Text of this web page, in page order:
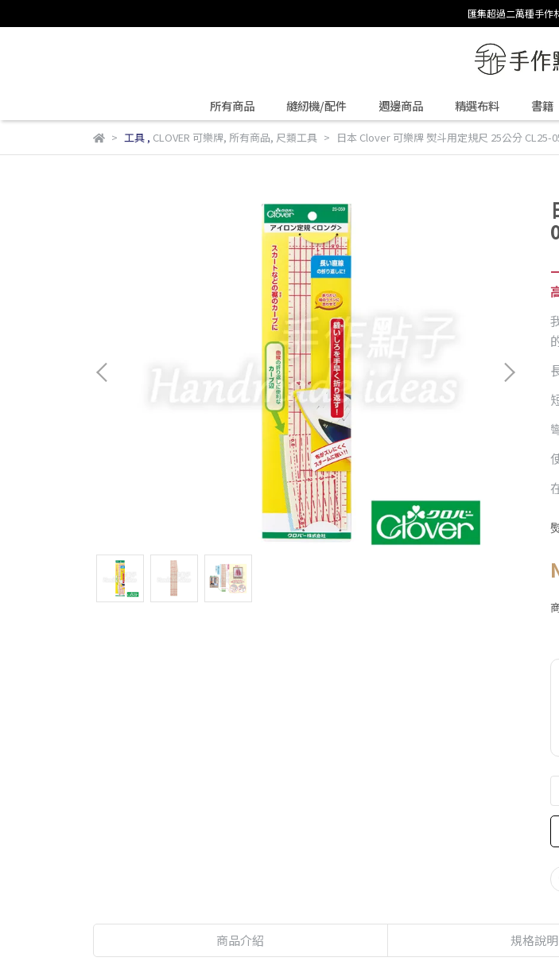
匯集超過二萬種手作
所有商品 縫紉機/配件 週邊商品 精選布料 書籍
工具, CLOVER 可樂牌, 所有商品, 尺類工具 日本 Clover 可樂牌 熨斗用定規尺 25公分 CL25-
商品介紹 規格說明